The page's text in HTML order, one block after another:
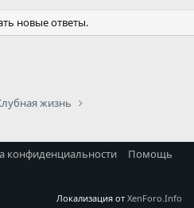
новые ответы.
жизнь
конфиденциальности
Помощь
Локализация от XenForo.Info